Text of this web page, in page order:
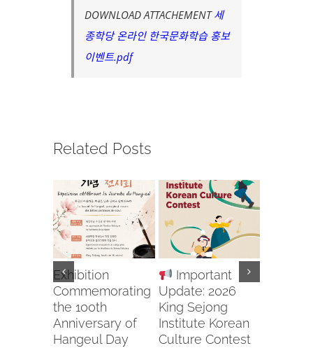
DOWNLOAD ATTACHEMENT세
종학당 온라인 한국문화학습 홍보
이벤트.pdf
Related Posts
Exhibition
Commemorating
the 100th
Anniversary of
Hangeul Day
Important
Update: 2026
King Sejong
Institute Korean
Culture Contest